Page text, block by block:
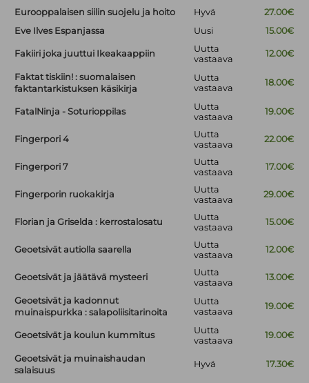
Eurooppalaisen siilin suojelu ja hoito Hyvä
27.00€
Eve Ilves Espanjassa
Uusi 15.00€
Fakiiri joka juuttui Ikeakaappiin
Uutta
vastaava
12.00€
Faktat tiskiin! : suomalaisen
faktantarkistuksen käsikirja
Uutta
vastaava
18.00€
FatalNinja - Soturioppilas
Uutta
vastaava
19.00€
Fingerpori 4
Uutta
vastaava
22.00€
Fingerpori 7
Uutta
vastaava
17.00€
Fingerporin ruokakirja
Uutta
vastaava
29.00€
Florian ja Griselda : kerrostalosatu
Uutta
vastaava
15.00€
Geoetsivät autiolla saarella
Uutta
vastaava
12.00€
Geoetsivät ja jäätävä mysteeri
Uutta
vastaava
13.00€
Geoetsivät ja kadonnut
muinaispurkka : salapoliisitarinoita
Uutta
vastaava
19.00€
Geoetsivät ja koulun kummitus
Uutta
vastaava
19.00€
Geoetsivät ja muinaishaudan
salaisuus
Hyvä 17.30€